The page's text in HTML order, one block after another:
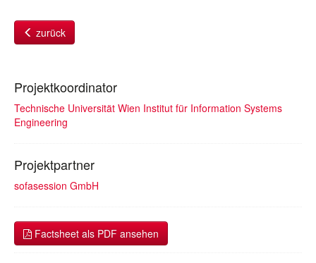
zurück
Projektkoordinator
Technische Universität Wien Institut für Information Systems
Engineering
Projektpartner
sofasession GmbH
Factsheet als PDF ansehen